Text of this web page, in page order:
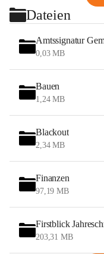
Dateien
Amtssignatur
0,03 MB
Bauen
1,24 MB
Blackout
2,34 MB
Finanzen
97,19 MB
Firstblick
203,31 MB